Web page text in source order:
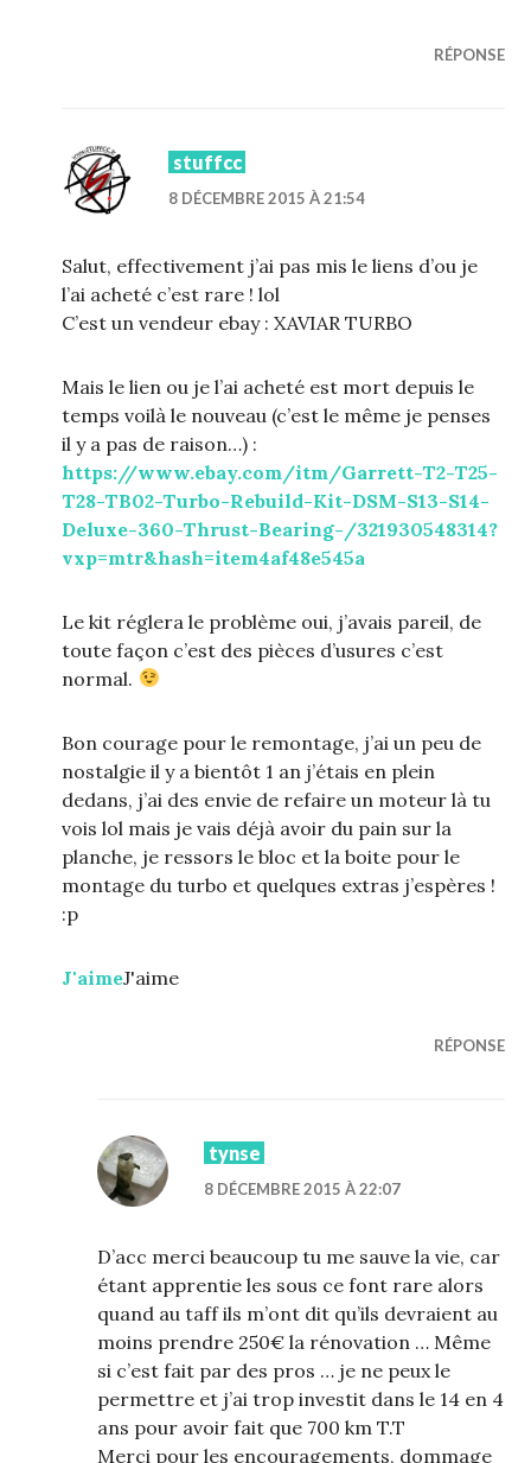
RÉPONSE
stuffcc
8 DÉCEMBRE 2015 À 21:54
Salut, effectivement j’ai pas mis le liens d’ou je
l’ai acheté c’est rare ! lol
C’est un vendeur ebay : XAVIAR TURBO
Mais le lien ou je l’ai acheté est mort depuis le
temps voilà le nouveau (c’est le même je penses
il y a pas de raison…) :
https://www.ebay.com/itm/Garrett-T2-T25-
T28-TB02-Turbo-Rebuild-Kit-DSM-S13-S14-
Deluxe-360-Thrust-Bearing-/321930548314?
vxp=mtr&hash=item4af48e545a
Le kit réglera le problème oui, j’avais pareil, de
toute façon c’est des pièces d’usures c’est
normal.
Bon courage pour le remontage, j’ai un peu de
nostalgie il y a bientôt 1 an j’étais en plein
dedans, j’ai des envie de refaire un moteur là tu
vois lol mais je vais déjà avoir du pain sur la
planche, je ressors le bloc et la boite pour le
montage du turbo et quelques extras j’espères !
:p
J'aimeJ'aime
RÉPONSE
tynse
8 DÉCEMBRE 2015 À 22:07
D’acc merci beaucoup tu me sauve la vie, car
étant apprentie les sous ce font rare alors
quand au taff ils m’ont dit qu’ils devraient au
moins prendre 250€ la rénovation … Même
si c’est fait par des pros … je ne peux le
permettre et j’ai trop investit dans le 14 en 4
ans pour avoir fait que 700 km T.T
Merci pour les encouragements, dommage